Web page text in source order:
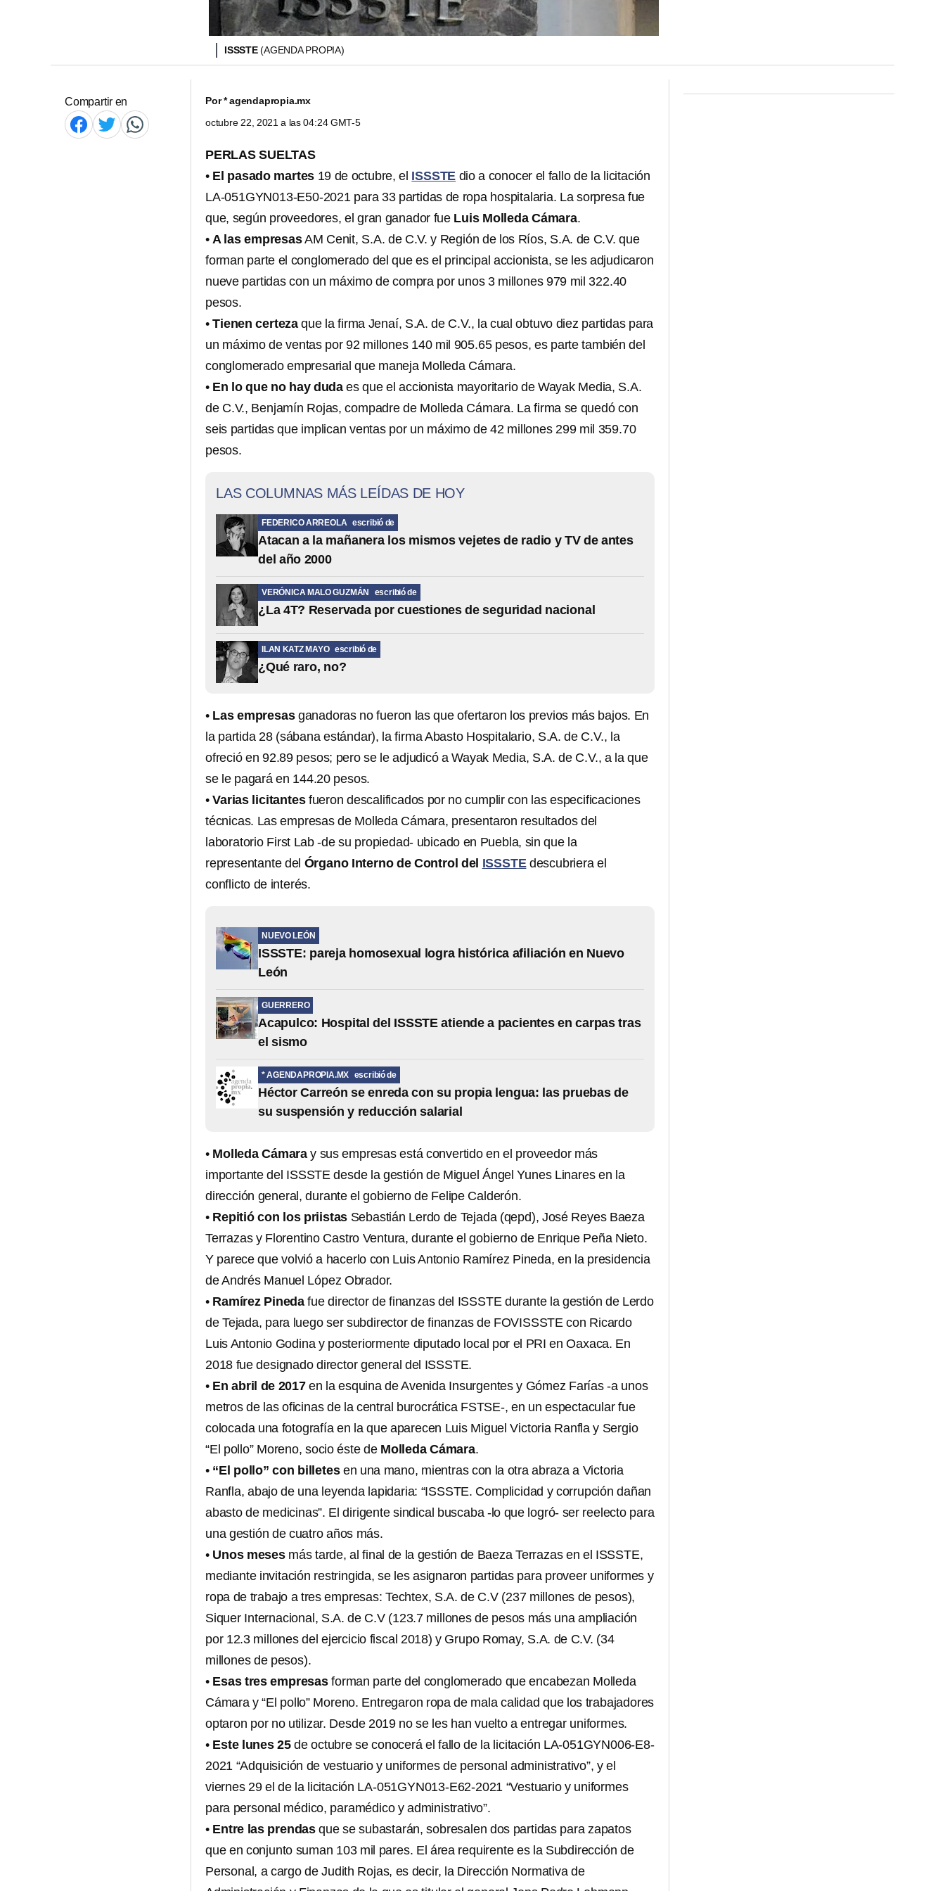
ISSSTE(AGENDA PROPIA)
Compartir en Por* agendapropia.mx
octubre 22, 2021 a las 04:24 GMT-5
PERLAS SUELTAS
• El pasado martes 19 de octubre, el ISSSTE dio a conocer el fallo de la licitación
LA-051GYN013-E50-2021 para 33 partidas de ropa hospitalaria. La sorpresa fue
que, según proveedores, el gran ganador fue Luis Molleda Cámara.
•A las empresasAM Cenit, S.A. de C.V. y Región de los Ríos, S.A. de C.V. que
forman parte el conglomerado del que es el principal accionista, se les adjudicaron
nueve partidas con un máximo de compra por unos 3 millones 979 mil 322.40
pesos.
•Tienen certeza que la firma Jenaí, S.A. de C.V., la cual obtuvo diez partidas para
un máximo de ventas por 92 millones 140 mil 905.65 pesos, es parte también del
conglomerado empresarial que maneja Molleda Cámara.
• En lo que no hay duda es que el accionista mayoritario de Wayak Media, S.A.
de C.V., Benjamín Rojas, compadre de Molleda Cámara. La firma se quedó con
seis partidas que implican ventas por un máximo de 42 millones 299 mil 359.70
pesos.
LAS COLUMNAS MÁS LEÍDAS DE HOY
FEDERICO ARREOLA escribió de
Atacan a la mañanera los mismos vejetes de radio y TV de antes
del año 2000
VERÓNICA MALO GUZMÁN escribió de
¿La 4T? Reservada por cuestiones de seguridad nacional
ILAN KATZ MAYO escribió de
¿Qué raro, no?
• Las empresas ganadoras no fueron las que ofertaron los previos más bajos. En
la partida 28 (sábana estándar), la firma Abasto Hospitalario, S.A. de C.V., la
ofreció en 92.89 pesos; pero se le adjudicó a Wayak Media, S.A. de C.V., a la que
se le pagará en 144.20 pesos.
•Varias licitantesfueron descalificados por no cumplir con las especificaciones
técnicas. Las empresas de Molleda Cámara, presentaron resultados del
laboratorio First Lab -de su propiedad- ubicado en Puebla, sin que la
representante del Órgano Interno de Control del ISSSTE descubriera el
conflicto de interés.
NUEVO LEÓN
ISSSTE: pareja homosexual logra histórica afiliación en Nuevo
León
GUERRERO
Acapulco: Hospital del ISSSTE atiende a pacientes en carpas tras
el sismo
* AGENDAPROPIA.MX escribió de
Héctor Carreón se enreda con su propia lengua: las pruebas de
su suspensión y reducción salarial
• Molleda Cámaray sus empresas está convertido en el proveedor más
importante del ISSSTE desde la gestión de Miguel Ángel Yunes Linares en la
dirección general, durante el gobierno de Felipe Calderón.
• Repitió con los priistas Sebastián Lerdo de Tejada (qepd), José Reyes Baeza
Terrazas y Florentino Castro Ventura, durante el gobierno de Enrique Peña Nieto.
Y parece que volvió a hacerlo con Luis Antonio Ramírez Pineda, en la presidencia
de Andrés Manuel López Obrador.
• Ramírez Pineda fue director de finanzas del ISSSTE durante la gestión de Lerdo
de Tejada, para luego ser subdirector de finanzas de FOVISSSTE con Ricardo
Luis Antonio Godina y posteriormente diputado local por el PRI en Oaxaca. En
2018 fue designado director general del ISSSTE.
• En abril de 2017en la esquina de Avenida Insurgentes y Gómez Farías -a unos
metros de las oficinas de la central burocrática FSTSE-, en un espectacular fue
colocada una fotografía en la que aparecen Luis Miguel Victoria Ranfla y Sergio
“El pollo” Moreno, socio éste deMolleda Cámara.
• “El pollo” con billetesen una mano, mientras con la otra abraza a Victoria
Ranfla, abajo de una leyenda lapidaria: “ISSSTE. Complicidad y corrupción dañan
abasto de medicinas”. El dirigente sindical buscaba -lo que logró- ser reelecto para
una gestión de cuatro años más.
• Unos mesesmás tarde, al final de la gestión de Baeza Terrazas en el ISSSTE,
mediante invitación restringida, se les asignaron partidas para proveer uniformes y
ropa de trabajo a tres empresas: Techtex, S.A. de C.V (237 millones de pesos),
Siquer Internacional, S.A. de C.V (123.7 millones de pesos más una ampliación
por 12.3 millones del ejercicio fiscal 2018) y Grupo Romay, S.A. de C.V. (34
millones de pesos).
• Esas tres empresasforman parte del conglomerado que encabezan Molleda
Cámara y “El pollo” Moreno. Entregaron ropa de mala calidad que los trabajadores
optaron por no utilizar. Desde 2019 no se les han vuelto a entregar uniformes.
• Este lunes 25de octubre se conocerá el fallo de la licitación LA-051GYN006-E8-
2021 “Adquisición de vestuario y uniformes de personal administrativo”, y el
viernes 29 el de la licitación LA-051GYN013-E62-2021 “Vestuario y uniformes
para personal médico, paramédico y administrativo”.
• Entre las prendas que se subastarán, sobresalen dos partidas para zapatos
que en conjunto suman 103 mil pares. El área requirente es la Subdirección de
Personal, a cargo de Judith Rojas, es decir, la Dirección Normativa de